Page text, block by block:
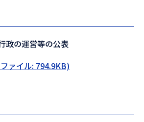
政の運営等の公表
ァイル: 794.9KB)